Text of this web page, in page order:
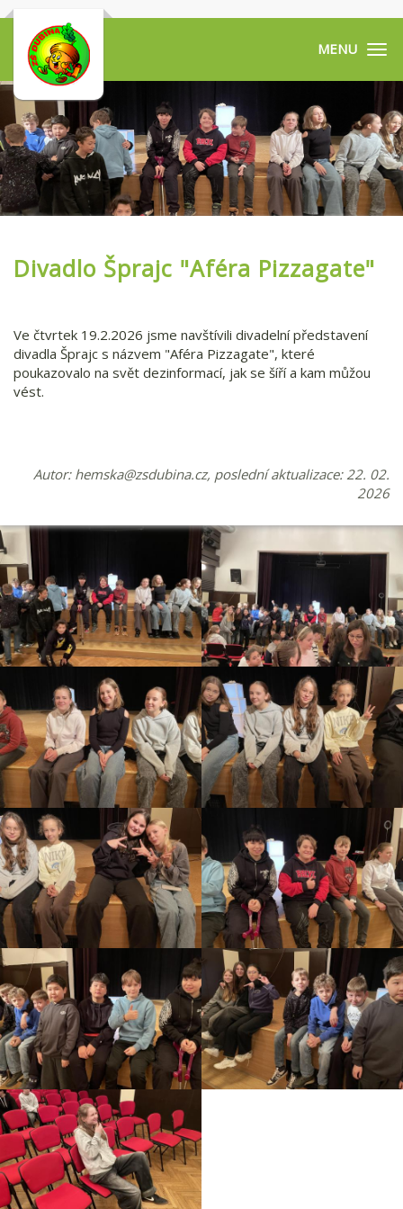
Divadlo Šprajc "Aféra Pizzagate"
Ve čtvrtek 19.2.2026 jsme navštívili divadelní představení
divadla Šprajc s názvem "Aféra Pizzagate", které
poukazovalo na svět dezinformací, jak se šíří a kam můžou
vést.
Autor: hemska@zsdubina.cz, poslední aktualizace: 22. 02.
2026